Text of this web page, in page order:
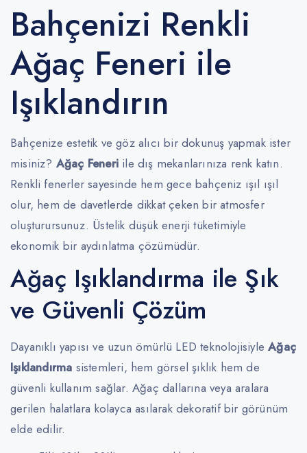
Bahçenizi Renkli
Ağaç Feneri ile
Işıklandırın
Bahçenize estetik ve göz alıcı bir dokunuş yapmak ister
misiniz? Ağaç Feneri ile dış mekanlarınıza renk katın.
Renkli fenerler sayesinde hem gece bahçeniz ışıl ışıl
olur, hem de davetlerde dikkat çeken bir atmosfer
oluşturursunuz. Üstelik düşük enerji tüketimiyle
ekonomik bir aydınlatma çözümüdür.
Ağaç Işıklandırma ile Şık
ve Güvenli Çözüm
Dayanıklı yapısı ve uzun ömürlü LED teknolojisiyleAğaç
Işıklandırma sistemleri, hem görsel şıklık hem de
güvenli kullanım sağlar. Ağaç dallarına veya aralara
gerilen halatlara kolayca asılarak dekoratif bir görünüm
elde edilir.